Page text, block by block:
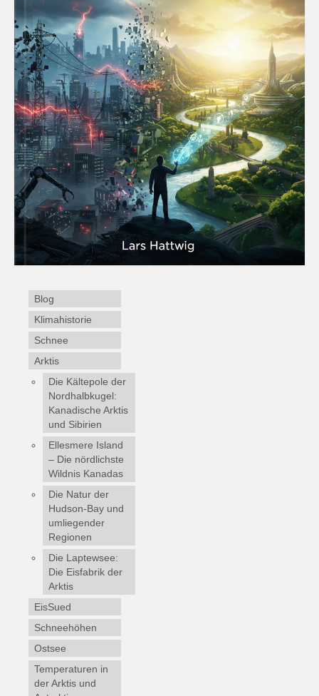
Blog
Klimahistorie
Schnee
Arktis
Die Kältepole der
Nordhalbkugel:
Kanadische Arktis
und Sibirien
Ellesmere Island
– Die nördlichste
Wildnis Kanadas
Die Natur der
Hudson-Bay und
umliegender
Regionen
Die Laptewsee:
Die Eisfabrik der
Arktis
EisSued
Schneehöhen
Ostsee
Temperaturen in
der Arktis und